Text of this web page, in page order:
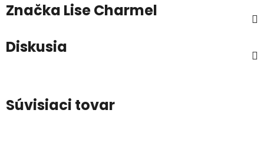
Značka Lise Charmel
Diskusia
Súvisiaci tovar